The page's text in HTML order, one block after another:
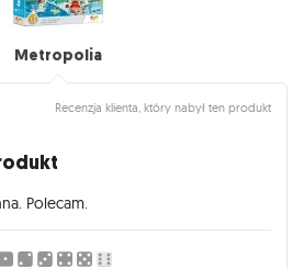
Metropolia
Recenzja klienta, który nabył ten produkt
Polecam.